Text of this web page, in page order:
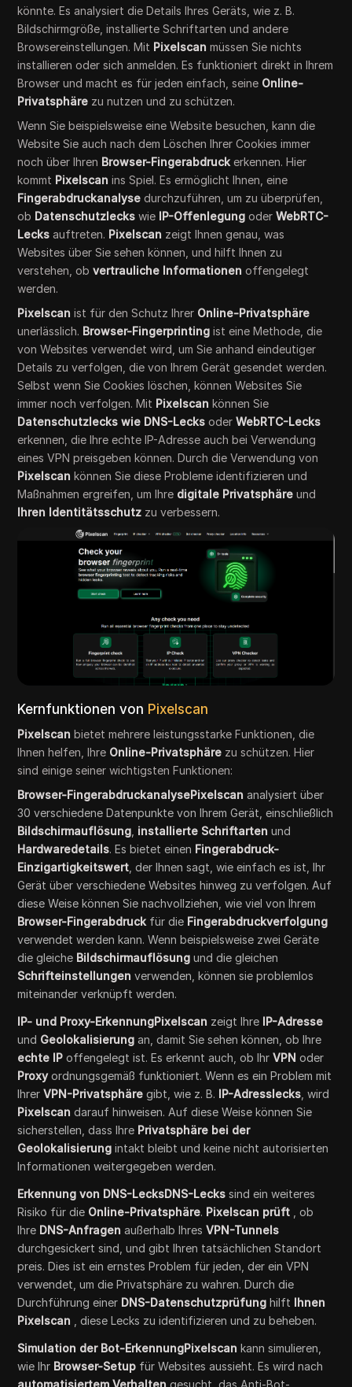
könnte. Es analysiert die Details Ihres Geräts, wie z. B.
Bildschirmgröße, installierte Schriftarten und andere
Browsereinstellungen. Mit Pixelscan müssen Sie nichts
installieren oder sich anmelden. Es funktioniert direkt in Ihrem
Browser und macht es für jeden einfach, seine Online-
Privatsphäre zu nutzen und zu schützen.
Wenn Sie beispielsweise eine Website besuchen, kann die
Website Sie auch nach dem Löschen Ihrer Cookies immer
noch über Ihren Browser-Fingerabdruck erkennen. Hier
kommt Pixelscan ins Spiel. Es ermöglicht Ihnen, eine
Fingerabdruckanalyse durchzuführen, um zu überprüfen,
ob Datenschutzlecks wie IP-Offenlegung oderWebRTC-
Lecks auftreten. Pixelscan zeigt Ihnen genau, was
Websites über Sie sehen können, und hilft Ihnen zu
verstehen, obvertrauliche Informationen offengelegt
werden.
Pixelscan ist für den Schutz Ihrer Online-Privatsphäre
unerlässlich. Browser-Fingerprinting ist eine Methode, die
von Websites verwendet wird, um Sie anhand eindeutiger
Details zu verfolgen, die von Ihrem Gerät gesendet werden.
Selbst wenn Sie Cookies löschen, können Websites Sie
immer noch verfolgen. Mit Pixelscan können Sie
Datenschutzlecks wie DNS-Lecks oderWebRTC-Lecks
erkennen, die Ihre echte IP-Adresse auch bei Verwendung
eines VPN preisgeben können. Durch die Verwendung von
Pixelscan können Sie diese Probleme identifizieren und
Maßnahmen ergreifen, um Ihre digitale Privatsphäre und
Ihren Identitätsschutz zu verbessern.
Kernfunktionen von Pixelscan
Pixelscan bietet mehrere leistungsstarke Funktionen, die
Ihnen helfen, Ihre Online-Privatsphäre zu schützen. Hier
sind einige seiner wichtigsten Funktionen:
Browser-FingerabdruckanalysePixelscan analysiert über
30 verschiedene Datenpunkte von Ihrem Gerät, einschließlich
Bildschirmauflösung installierte Schriftarten und
Hardwaredetails. Es bietet einen Fingerabdruck-
Einzigartigkeitswert , der Ihnen sagt, wie einfach es ist, Ihr
Gerät über verschiedene Websites hinweg zu verfolgen. Auf
diese Weise können Sie nachvollziehen, wie viel von Ihrem
Browser-Fingerabdruck für die Fingerabdruckverfolgung
verwendet werden kann. Wenn beispielsweise zwei Geräte
die gleiche Bildschirmauflösung und die gleichen
Schrifteinstellungen verwenden, können sie problemlos
miteinander verknüpft werden.
IP- und Proxy-ErkennungPixelscan zeigt Ihre IP-Adresse
und Geolokalisierung an, damit Sie sehen können, ob Ihre
echte IP offengelegt ist. Es erkennt auch, ob IhrVPN oder
Proxyordnungsgemäß funktioniert. Wenn es ein Problem mit
IhrerVPN-Privatsphäre gibt, wie z. B. IP-Adresslecks , wird
Pixelscan darauf hinweisen. Auf diese Weise können Sie
sicherstellen, dass Ihre Privatsphäre bei der
Geolokalisierung intakt bleibt und keine nicht autorisierten
Informationen weitergegeben werden.
Erkennung von DNS-LecksDNS-Lecks sind ein weiteres
Risiko für die Online-Privatsphäre. Pixelscan prüft , ob
Ihre DNS-Anfragen außerhalb IhresVPN-Tunnels
durchgesickert sind, und gibt Ihren tatsächlichen Standort
preis. Dies ist ein ernstes Problem für jeden, der ein VPN
verwendet, um die Privatsphäre zu wahren. Durch die
Durchführung einer DNS-Datenschutzprüfung hilft Ihnen
Pixelscan , diese Lecks zu identifizieren und zu beheben.
Simulation der Bot-ErkennungPixelscan kann simulieren,
wie Ihr Browser-Setup für Websites aussieht. Es wird nach
automatisiertem Verhalten gesucht, das Anti-Bot-